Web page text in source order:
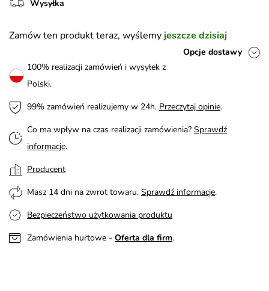
Wysyłka
Zamów ten produkt teraz, wyślemy jeszcze dzisiaj
Opcje dostawy
100% realizacji zamówień i wysyłek z
Polski.
99% zamówień realizujemy w 24h. Przeczytaj opinie.
Co ma wpływ na czas realizacji zamówienia? Sprawdź
informacje.
Producent
Masz 14 dni na zwrot towaru. Sprawdź informacje.
Bezpieczeństwo użytkowania produktu
Zamówienia hurtowe - Oferta dla firm.